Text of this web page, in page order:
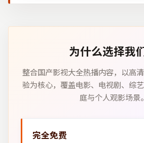
为什么选择我
整合国产影视大全热播内容，以高
验为核心，覆盖电影、电视剧、综
庭与个人观影场景。
完全免费